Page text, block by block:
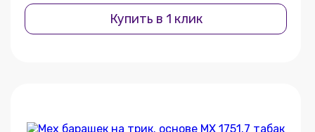
Купить в 1 клик